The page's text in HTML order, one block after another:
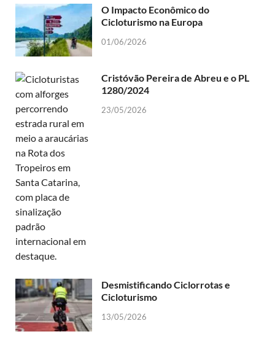
O Impacto Econômico do
Cicloturismo na Europa
01/06/2026
Cristóvão Pereira de Abreu e o PL
1280/2024
23/05/2026
Desmistificando Ciclorrotas e
Cicloturismo
13/05/2026